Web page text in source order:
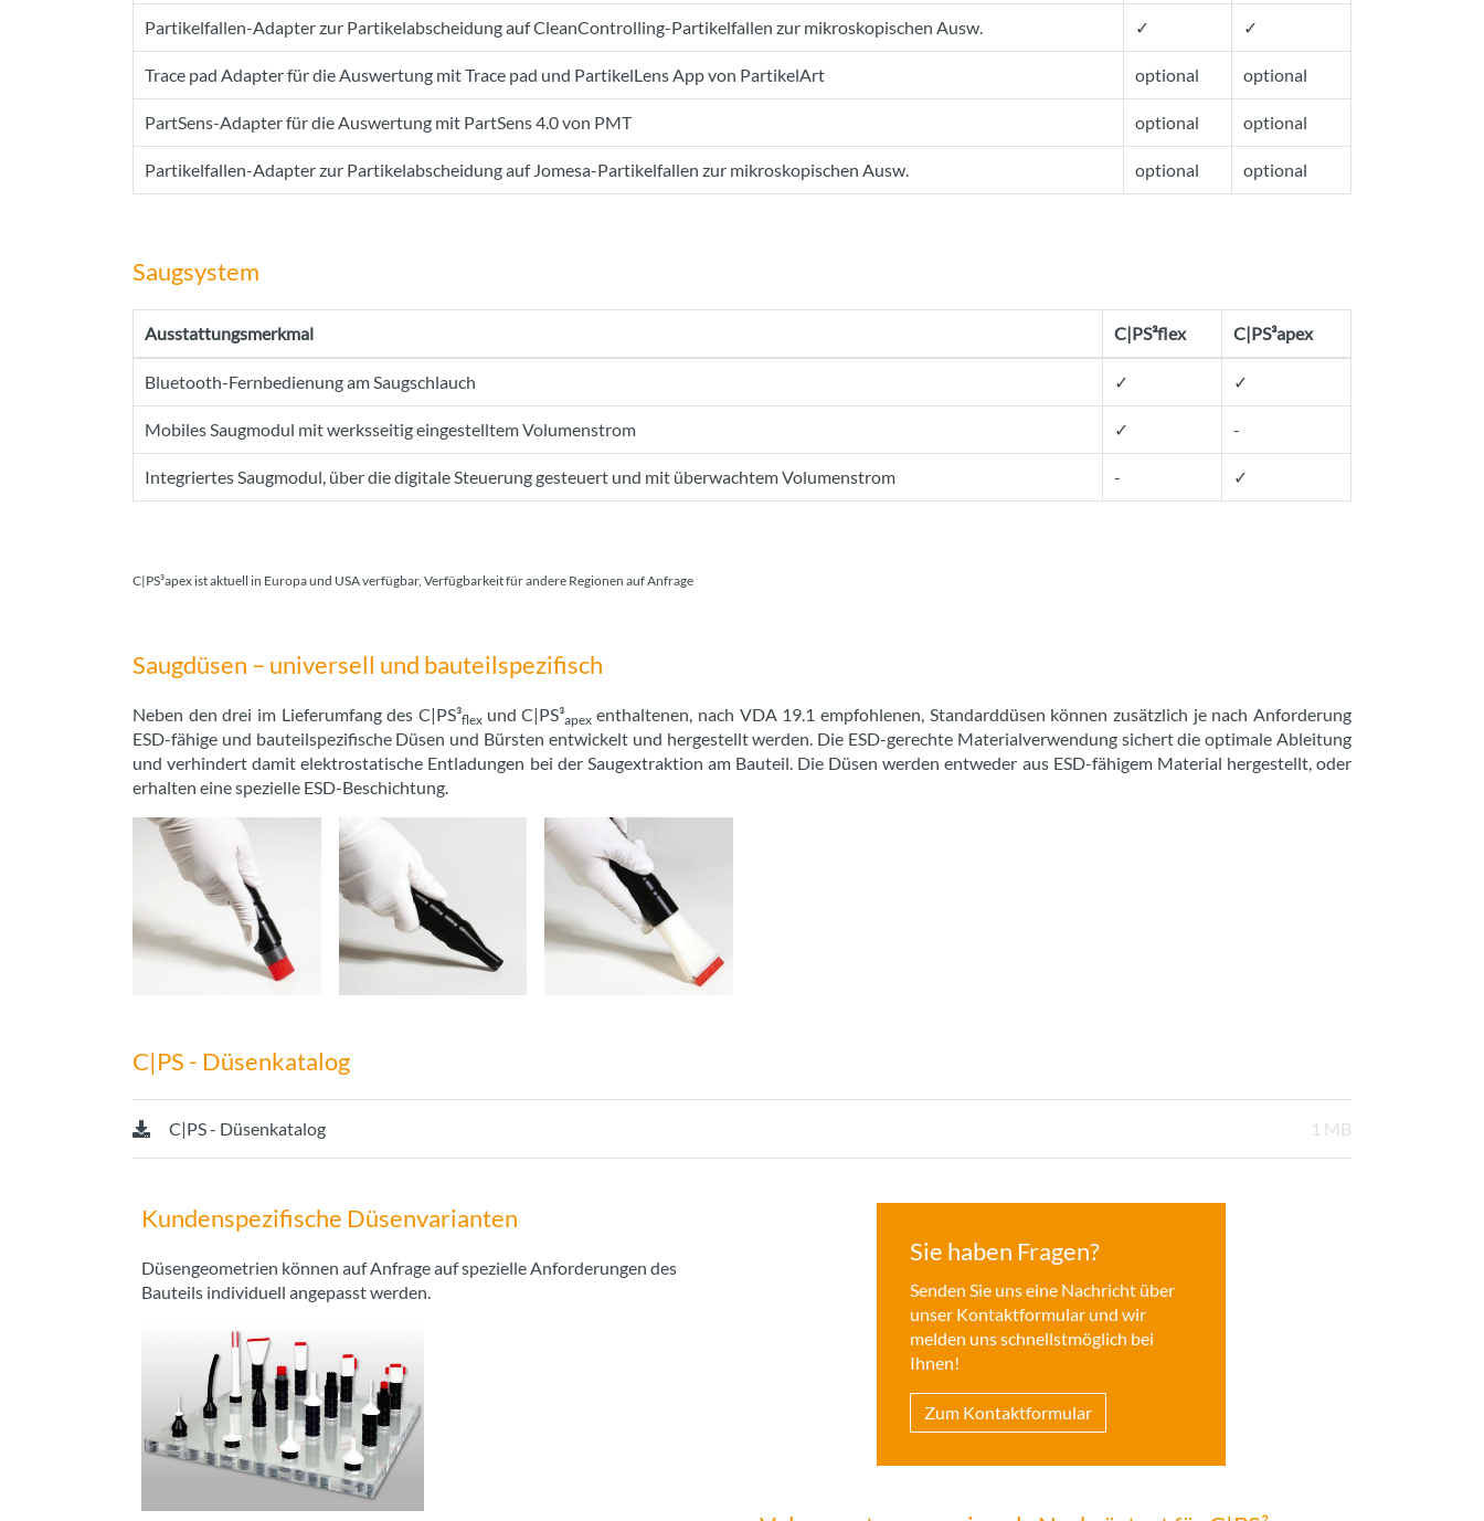
Partikelfallen-Adapter zur Partikelabscheidung auf CleanControlling-Partikelfallen zur mikroskopischen Ausw. ✓ ✓
Trace pad Adapter für die Auswertung mit Trace pad und PartikelLens App von PartikelArt optional optional
PartSens-Adapter für die Auswertung mit PartSens 4.0 von PMT optional optional
Partikelfallen-Adapter zur Partikelabscheidung auf Jomesa-Partikelfallen zur mikroskopischen Ausw. optional optional
Saugsystem
Ausstattungsmerkmal C|PS³flex C|PS³apex
Bluetooth-Fernbedienung am Saugschlauch ✓ ✓
Mobiles Saugmodul mit werksseitig eingestelltem Volumenstrom ✓ -
Integriertes Saugmodul, über die digitale Steuerung gesteuert und mit überwachtem Volumenstrom - ✓
C|PS³apex ist aktuell in Europa und USA verfügbar, Verfügbarkeit für andere Regionen auf Anfrage
Saugdüsen – universell und bauteilspezifisch
Neben den drei im Lieferumfang des C|PS³flex und C|PS³apexenthaltenen, nach VDA 19.1 empfohlenen, Standarddüsen können zusätzlich je nach Anforderung
ESD-fähige und bauteilspezifische Düsen und Bürsten entwickelt und hergestellt werden. Die ESD-gerechte Materialverwendung sichert die optimale Ableitung
und verhindert damit elektrostatische Entladungen bei der Saugextraktion am Bauteil. Die Düsen werden entweder aus ESD-fähigem Material hergestellt, oder
erhalten eine spezielle ESD-Beschichtung.
C|PS - Düsenkatalog
C|PS - Düsenkatalog 1 MB
Kundenspezifische Düsenvarianten
Düsengeometrien können auf Anfrage auf spezielle Anforderungen des
Bauteils individuell angepasst werden.
Sie haben Fragen?
Senden Sie uns eine Nachricht über
unser Kontaktformular und wir
melden uns schnellstmöglich bei
Ihnen!
Zum Kontaktformular